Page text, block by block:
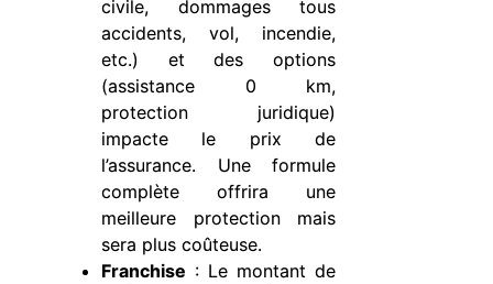
civile, dommages tous
accidents, vol, incendie,
etc.) et des options
(assistance 0 km,
protection juridique)
impacte le prix de
l’assurance. Une formule
complète offrira une
meilleure protection mais
sera plus coûteuse.
Franchise : Le montant de